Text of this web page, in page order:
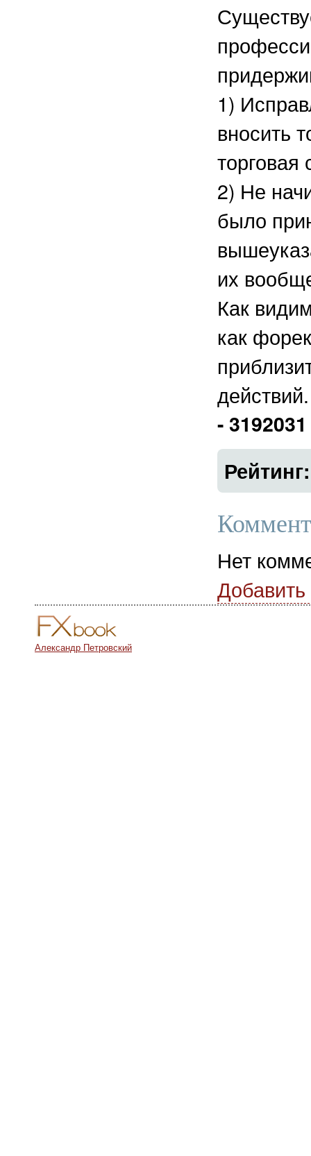
1)
вносить
торговая
2) Не
было
их
Как
как
действий.
- 3192031
Нет
Александр Петровский